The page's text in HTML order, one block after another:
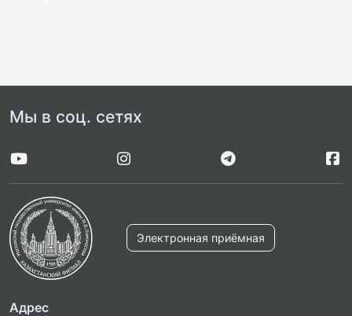
Мы в соц. сетях
Электронная приёмная
Адрес